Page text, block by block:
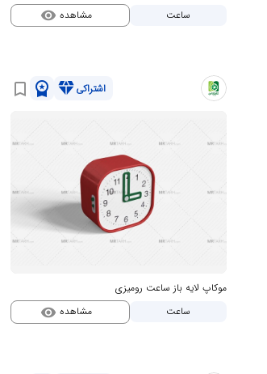
ساعت
مشاهده visibility
اشتراکیdiamond
workspace_premium
bookmark_border
موکاپ لایه باز ساعت رومیزی
ساعت
مشاهده visibility